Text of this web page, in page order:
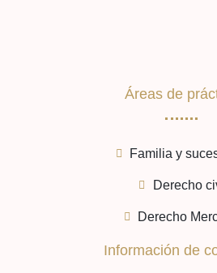
Áreas de
Familia y
Derecho
Derecho
Información de